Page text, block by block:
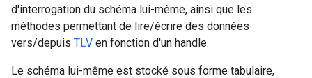
d'interrogation du schéma lui-même, ainsi que les
méthodes permettant de lire/écrire des données
vers/depuis TLV en fonction d'un handle.
Le schéma lui-même est stocké sous forme tabulaire,